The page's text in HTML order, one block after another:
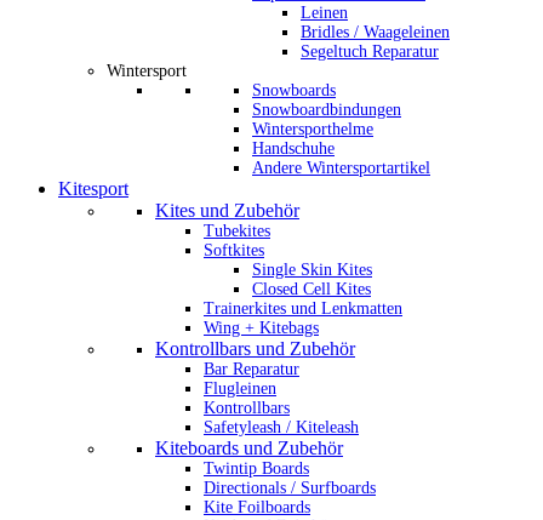
Leinen
Bridles / Waageleinen
Segeltuch Reparatur
Wintersport
Snowboards
Snowboardbindungen
Wintersporthelme
Handschuhe
Andere Wintersportartikel
Kitesport
Kites und Zubehör
Tubekites
Softkites
Single Skin Kites
Closed Cell Kites
Trainerkites und Lenkmatten
Wing + Kitebags
Kontrollbars und Zubehör
Bar Reparatur
Flugleinen
Kontrollbars
Safetyleash / Kiteleash
Kiteboards und Zubehör
Twintip Boards
Directionals / Surfboards
Kite Foilboards